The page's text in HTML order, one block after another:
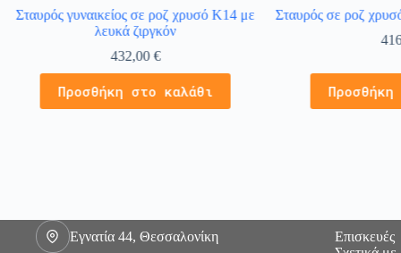
Σταυρός γυναικείος σε ροζ χρυσό Κ14 με
λευκά ζιργκόν
432,00€
Προσθήκη στο καλάθι
Σταυρός σε ροζ
Εγνατία 44, Θεσσαλονίκη
Επισκευές